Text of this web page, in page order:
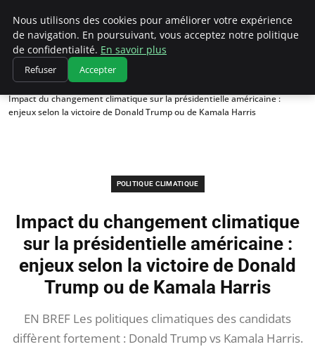
Climatedebtagents
Accueil
Politique climatique
Impact du changement climatique sur la présidentielle américaine :
enjeux selon la victoire de Donald Trump ou de Kamala Harris
POLITIQUE CLIMATIQUE
Impact du changement climatique
sur la présidentielle américaine :
enjeux selon la victoire de Donald
Trump ou de Kamala Harris
EN BREF Les politiques climatiques des candidats
diffèrent fortement : Donald Trump vs Kamala Harris.
Nous utilisons des cookies pour améliorer votre expérience
de navigation. En poursuivant, vous acceptez notre politique
de confidentialité. En savoir plus
Refuser Accepter